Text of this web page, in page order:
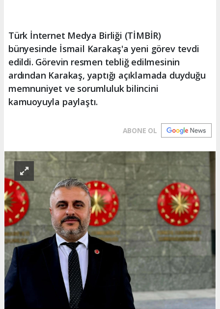
Türk İnternet Medya Birliği (TİMBİR)
bünyesinde İsmail Karakaş'a yeni görev tevdi
edildi. Görevin resmen tebliğ edilmesinin
ardından Karakaş, yaptığı açıklamada duyduğu
memnuniyet ve sorumluluk bilincini
kamuoyuyla paylaştı.
ABONE OL